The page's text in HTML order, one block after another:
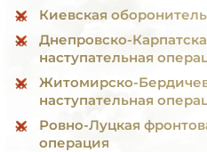
Киевская
Днепровско-
наступательная
Житомирско-
наступательная
Ровно-Луцкая
операция